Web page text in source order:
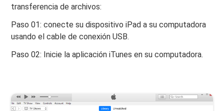
transferencia de archivos:
Paso 01: conecte su dispositivo iPad a su computadora
usando el cable de conexión USB.
Paso 02: Inicie la aplicación iTunes en su computadora.